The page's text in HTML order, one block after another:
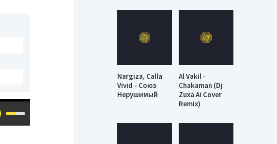
Nargiza, Calla
Vivid - Союз
Нерушимый
Al Vakil -
Chakaman (Dj
Zuxa Ai Cover
Remix)